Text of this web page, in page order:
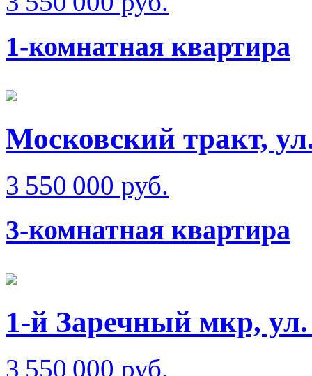
1-комнатная квартира
Московский тракт,
3 550 000 руб.
3-комнатная квартира
1-й Заречный мкр, ул.
3 550 000 руб.